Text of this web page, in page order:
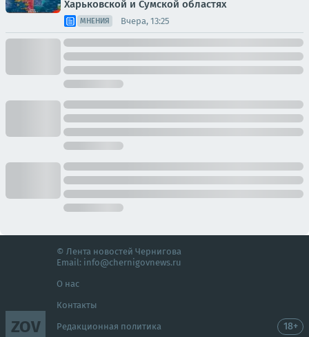
Харьковской и Сумской областях
МНЕНИЯ Вчера, 13:25
ZOV
© Лента новостей Чернигова
Email: info@chernigovnews.ru
О нас
Контакты
Редакционная политика 18+